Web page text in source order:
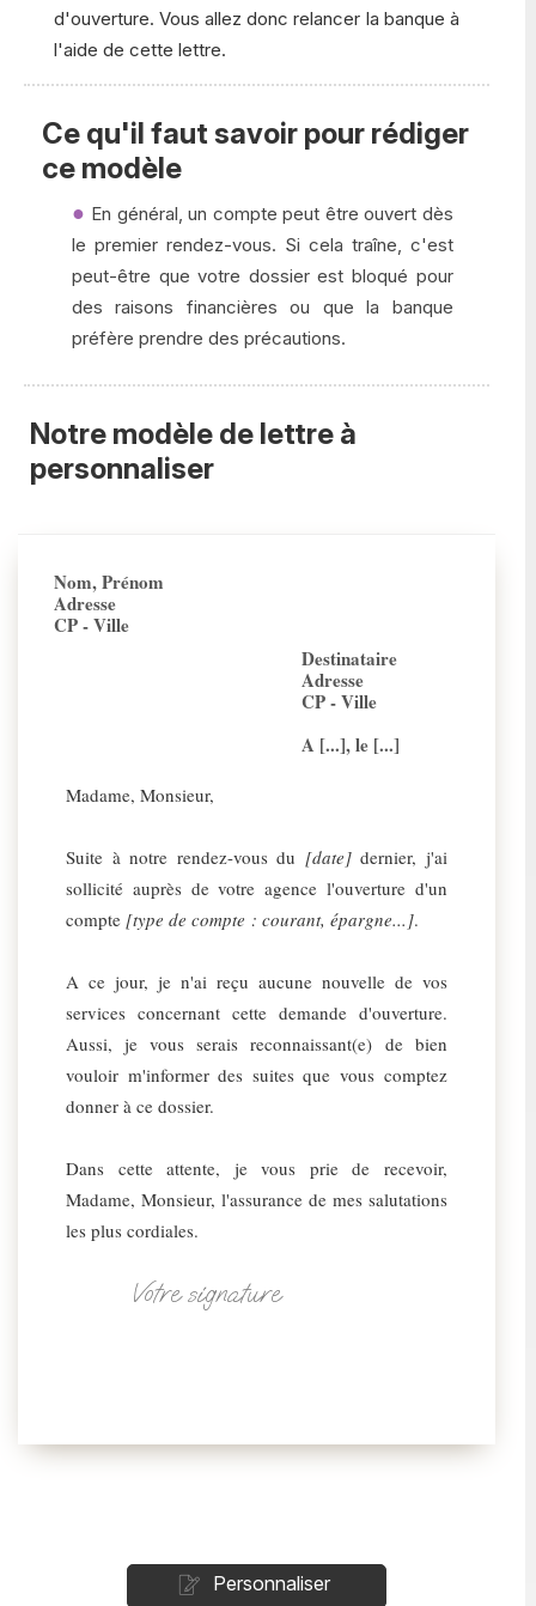
d'ouverture. Vous allez donc relancer la banque à
l'aide de cette lettre.
Ce qu'il faut savoir pour rédiger
ce modèle
En général, un compte peut être ouvert dès
le premier rendez-vous. Si cela traîne, c'est
peut-être que votre dossier est bloqué pour
des raisons financières ou que la banque
préfère prendre des précautions.
Notre modèle de lettre à
personnaliser
Nom, Prénom
Adresse
CP - Ville
Destinataire
Adresse
CP - Ville
A [...], le [...]
Madame, Monsieur,
Suite à notre rendez-vous du [date]dernier, j'ai
sollicité auprès de votre agence l'ouverture d'un
compte [type de compte : courant, épargne...].
A ce jour, je n'ai reçu aucune nouvelle de vos
services concernant cette demande d'ouverture.
Aussi, je vous serais reconnaissant(e) de bien
vouloir m'informer des suites que vous comptez
donner à ce dossier.
Dans cette attente, je vous prie de recevoir,
Madame, Monsieur, l'assurance de mes salutations
les plus cordiales.
Votre signature
Personnaliser